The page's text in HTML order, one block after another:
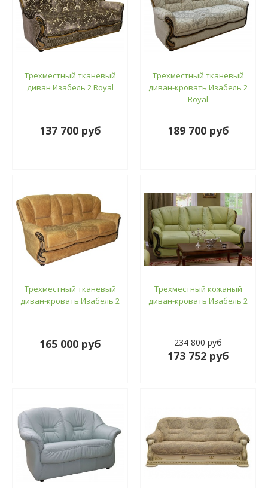
Трехместный тканевый
диван Изабель 2 Royal
137 700 руб
Трехместный тканевый
диван-кровать Изабель 2
Royal
189 700 руб
Трехместный тканевый
диван-кровать Изабель 2
165 000 руб
Трехместный кожаный
диван-кровать Изабель 2
234 800 руб
173 752 руб